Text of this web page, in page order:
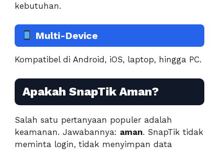
kebutuhan.
Multi-Device
Kompatibel di Android, iOS, laptop, hingga PC.
Apakah SnapTik Aman?
Salah satu pertanyaan populer adalah
keamanan. Jawabannya: aman. SnapTik tidak
meminta login, tidak menyimpan data